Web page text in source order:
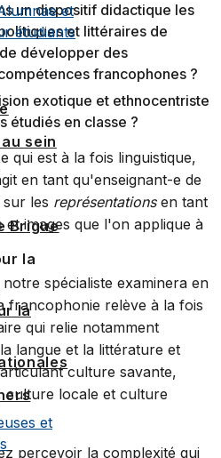
et
étudiants
sein
Brigue
la
la
et
un dispositif didactique les
et littéraires de
développer des
francophones ?
exotique et ethnocentriste
étudiés en classe ?
qui est à la fois linguistique,
en tant qu'enseignant-e de
les représentations en tant
images que l'on applique à
spécialiste examinera en
francophonie relève à la fois
qui relie notamment
langue et la littérature et
culture savante,
locale et culture
percevoir la complexité qui